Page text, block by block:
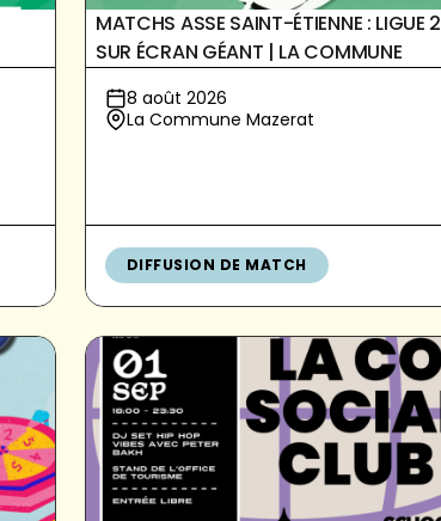
MATCHS ASSE SAINT-ÉTIENNE : LIGUE 2
SUR ÉCRAN GÉANT | LA COMMUNE
8 août 2026
La Commune Mazerat
DIFFUSION DE MATCH